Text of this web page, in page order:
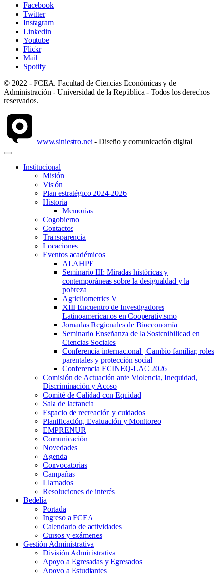
Facebook
Twitter
Instagram
Linkedin
Youtube
Flickr
Mail
Spotify
© 2022 - FCEA. Facultad de Ciencias Económicas y de
Administración - Universidad de la República - Todos los derechos
reservados.
www.siniestro.net - Diseño y comunicación digital
Institucional
Misión
Visión
Plan estratégico 2024-2026
Historia
Memorias
Cogobierno
Contactos
Transparencia
Locaciones
Eventos académicos
ALAHPE
Seminario III: Miradas históricas y
contemporáneas sobre la desigualdad y la
pobreza
Agricliometrics V
XIII Encuentro de Investigadores
Latinoamericanos en Cooperativismo
Jornadas Regionales de Bioeconomía
Seminario Enseñanza de la Sostenibilidad en
Ciencias Sociales
Conferencia internacional | Cambio familiar, roles
parentales y protección social
Conferencia ECINEQ-LAC 2026
Comisión de Actuación ante Violencia, Inequidad,
Discriminación y Acoso
Comité de Calidad con Equidad
Sala de lactancia
Espacio de recreación y cuidados
Planificación, Evaluación y Monitoreo
EMPRENUR
Comunicación
Novedades
Agenda
Convocatorias
Campañas
Llamados
Resoluciones de interés
Bedelía
Portada
Ingreso a FCEA
Calendario de actividades
Cursos y exámenes
Gestión Administrativa
División Administrativa
Apoyo a Egresadas y Egresados
Apoyo a Estudiantes